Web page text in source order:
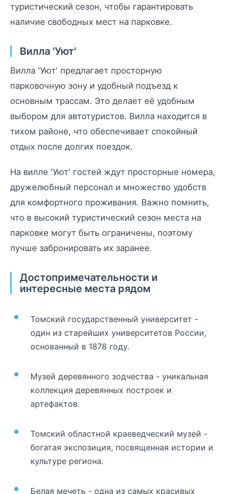
туристический сезон, чтобы гарантировать
наличие свободных мест на парковке.
Вилла 'Уют'
Вилла 'Уют' предлагает просторную
парковочную зону и удобный подъезд к
основным трассам. Это делает её удобным
выбором для автотуристов. Вилла находится в
тихом районе, что обеспечивает спокойный
отдых после долгих поездок.
На вилле 'Уют' гостей ждут просторные номера,
дружелюбный персонал и множество удобств
для комфортного проживания. Важно помнить,
что в высокий туристический сезон места на
парковке могут быть ограничены, поэтому
лучше забронировать их заранее.
Достопримечательности и
интересные места рядом
Томский государственный университет -
один из старейших университетов России,
основанный в 1878 году.
Музей деревянного зодчества - уникальная
коллекция деревянных построек и
артефактов.
Томский областной краеведческий музей -
богатая экспозиция, посвященная истории и
культуре региона.
Белая мечеть - одна из самых красивых